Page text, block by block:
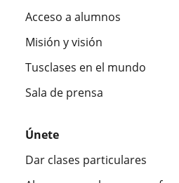
Acceso a alumnos
Misión y visión
Tusclases en el mundo
Sala de prensa
Únete
Dar clases particulares